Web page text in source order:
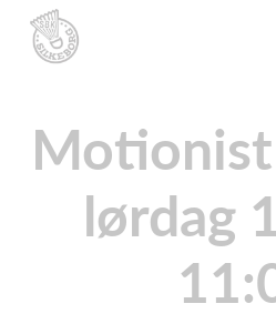
lørdag